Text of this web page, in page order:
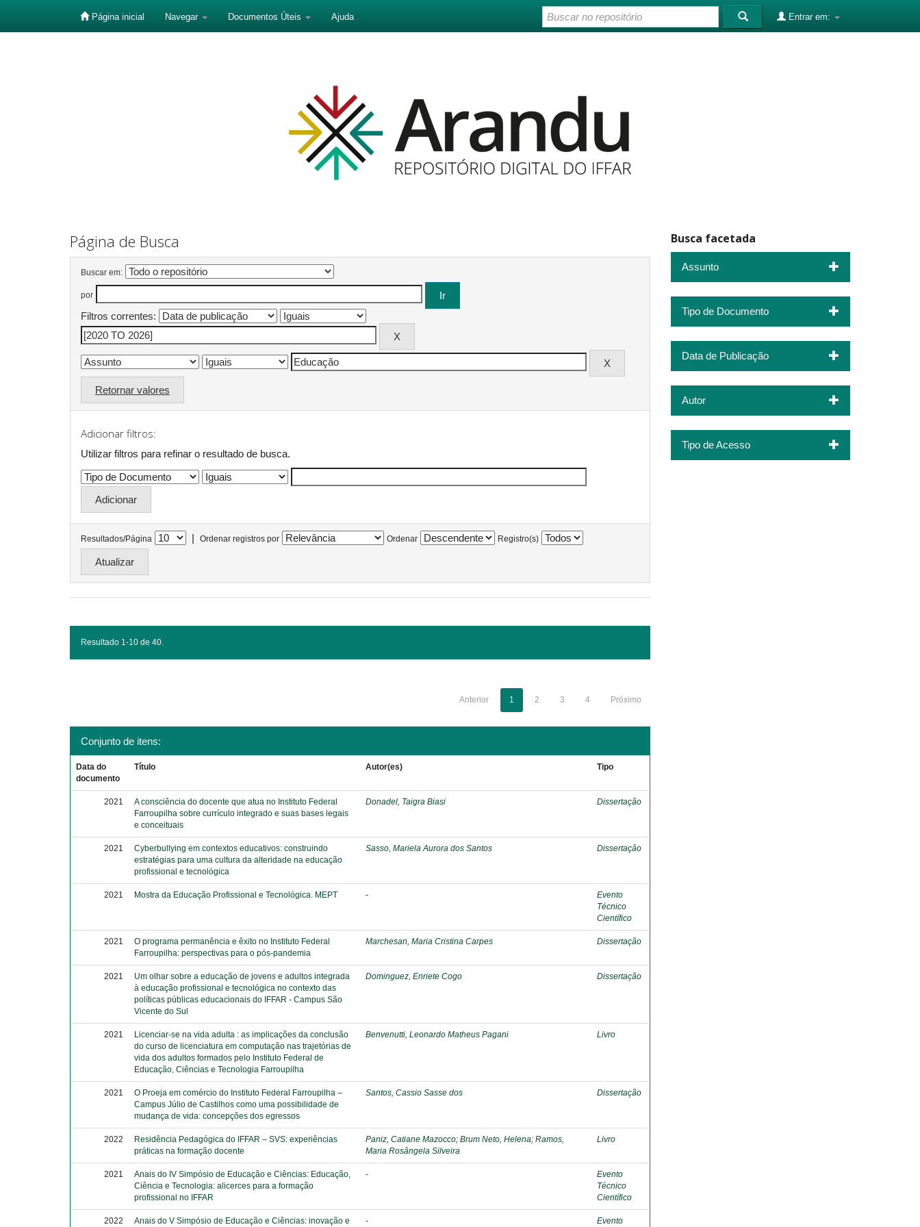
Página inicial Navegar Documentos Úteis Ajuda Entrar em:
Página de Busca
Buscar em:
por
Filtros correntes:
Retornar valores
Adicionar filtros:
Utilizar filtros para refinar o resultado de busca.
Resultados/Página | Ordenar registros por Ordenar Registro(s)
Resultado 1-10 de 40.
Anterior 1 2 3 4 Próximo
Conjunto de itens:
Data do
documento
Título Autor(es) Tipo
2021
A consciência do docente que atua no Instituto Federal
Farroupilha sobre currículo integrado e suas bases legais
e conceituais
Donadel, Taigra Biasi Dissertação
2021
Cyberbullying em contextos educativos: construindo
estratégias para uma cultura da alteridade na educação
profissional e tecnológica
Sasso, Mariela Aurora dos Santos Dissertação
2021 Mostra da Educação Profissional e Tecnológica. MEPT -
Evento
Técnico
Científico
2021
O programa permanência e êxito no Instituto Federal
Farroupilha: perspectivas para o pós-pandemia
Marchesan, Maria Cristina Carpes Dissertação
2021
Um olhar sobre a educação de jovens e adultos integrada
à educação profissional e tecnológica no contexto das
políticas públicas educacionais do IFFAR - Campus São
Vicente do Sul
Dominguez, Enriete Cogo Dissertação
2021
Licenciar-se na vida adulta : as implicações da conclusão
do curso de licenciatura em computação nas trajetórias de
vida dos adultos formados pelo Instituto Federal de
Educação, Ciências e Tecnologia Farroupilha
Benvenutti, Leonardo Matheus Pagani Livro
2021
O Proeja em comércio do Instituto Federal Farroupilha –
Campus Júlio de Castilhos como uma possibilidade de
mudança de vida: concepções dos egressos
Santos, Cassio Sasse dos Dissertação
2022
Residência Pedagógica do IFFAR – SVS: experiências
práticas na formação docente
Paniz, Catiane Mazocco;Brum Neto, Helena;Ramos,
Maria Rosângela Silveira
Livro
2021
Anais do IV Simpósio de Educação e Ciências: Educação,
Ciência e Tecnologia: alicerces para a formação
profissional no IFFAR
-
Evento
Técnico
Científico
2022 Anais do V Simpósio de Educação e Ciências: inovação e - Evento
Busca facetada
Assunto
Tipo de Documento
Data de Publicação
Autor
Tipo de Acesso